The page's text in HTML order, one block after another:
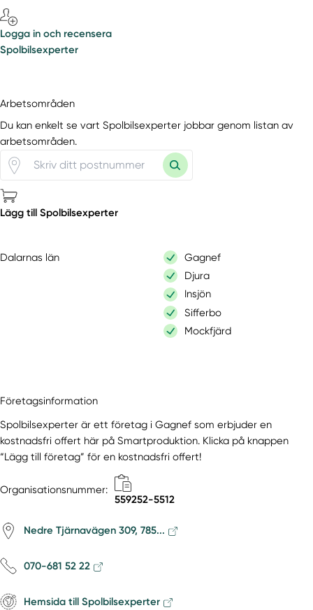
Logga in och recensera
Spolbilsexperter
Arbetsområden
Du kan enkelt se vart Spolbilsexperter jobbar genom listan av
arbetsområden.
Lägg till Spolbilsexperter
Dalarnas län
Gagnef
Djura
Insjön
Sifferbo
Mockfjärd
Företagsinformation
Spolbilsexperter är ett företag i Gagnef som erbjuder en
kostnadsfri offert här på Smartproduktion. Klicka på knappen
“Lägg till företag” för en kostnadsfri offert!
Organisationsnummer:
559252-5512
Nedre Tjärnavägen 309, 785...
070-681 52 22
Hemsida till Spolbilsexperter